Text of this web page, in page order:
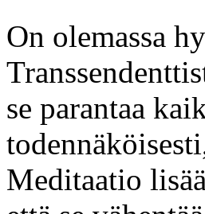
On olemassa
se parantaa
Meditaatio